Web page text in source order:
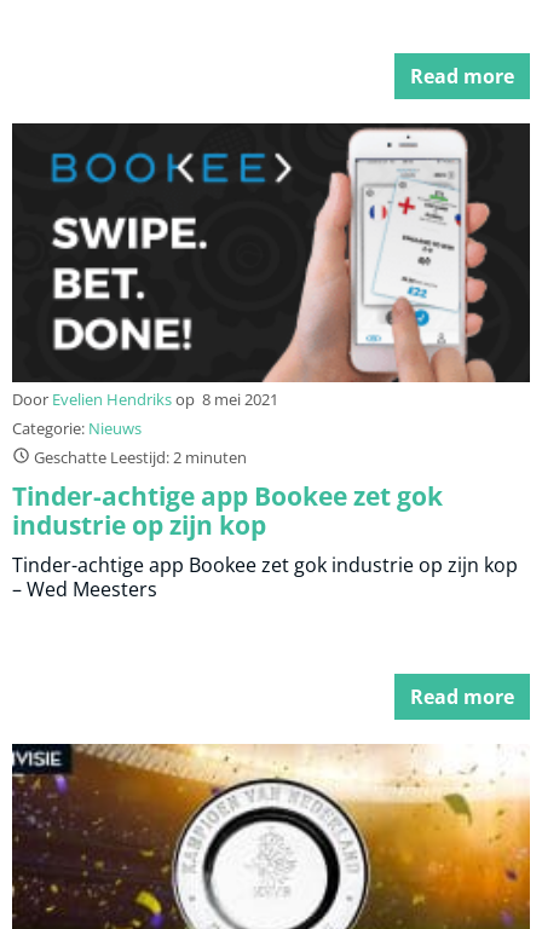
Read more
Door Evelien Hendriksop 8 mei 2021
Categorie: Nieuws
Geschatte Leestijd: 2 minuten
Tinder-achtige app Bookee zet gok
industrie op zijn kop
Tinder-achtige app Bookee zet gok industrie op zijn kop
– Wed Meesters
Read more